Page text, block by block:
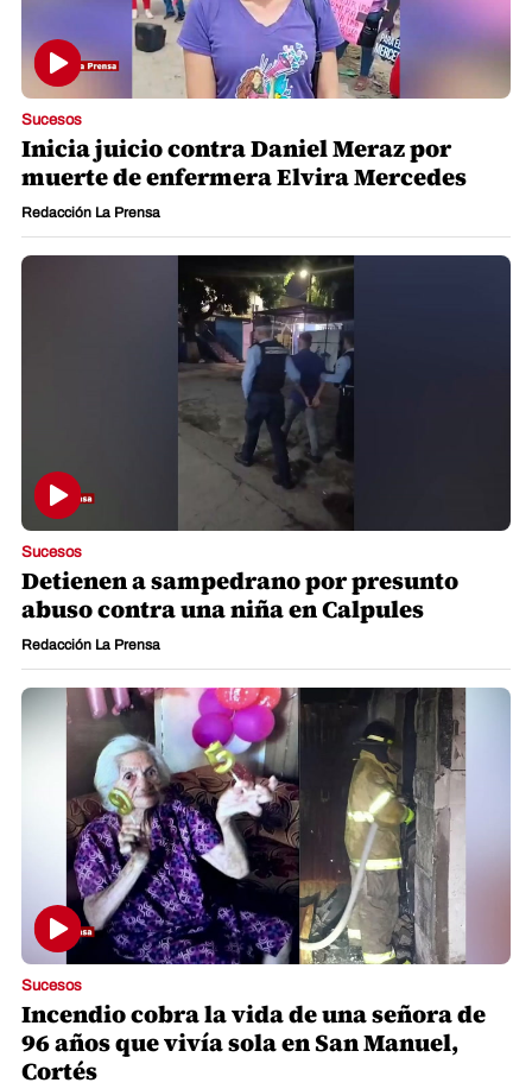
Sucesos
Inicia juicio contra Daniel Meraz por
muerte de enfermera Elvira Mercedes
Redacción La Prensa
Sucesos
Detienen a sampedrano por presunto
abuso contra una niña en Calpules
Redacción La Prensa
Sucesos
Incendio cobra la vida de una señora de
96 años que vivía sola en San Manuel,
Cortés